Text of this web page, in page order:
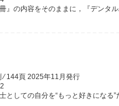
』の内容をそのままに，『デンタ
⁄ 144頁 2025年11月発行
としての自分を“もっと好きになる